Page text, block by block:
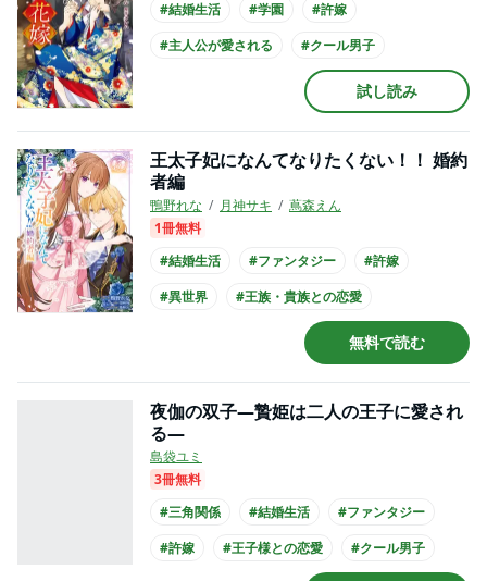
#結婚生活
#学園
#許嫁
#主人公が愛される
#クール男子
#主人公が高校生
#黒髪男子 #スーツ
試し読み
王太子妃になんてなりたくない！！ 婚約
者編
鴨野れな 月神サキ
蔦森えん
1冊無料
#結婚生活
#ファンタジー
#許嫁
#異世界
#王族・貴族との恋愛
#コミカライズ化無料で読む
夜伽の双子―贄姫は二人の王子に愛され
る―
島袋ユミ
3冊無料
#三角関係
#結婚生活
#ファンタジー
#許嫁
#王子様との恋愛
#クール男子